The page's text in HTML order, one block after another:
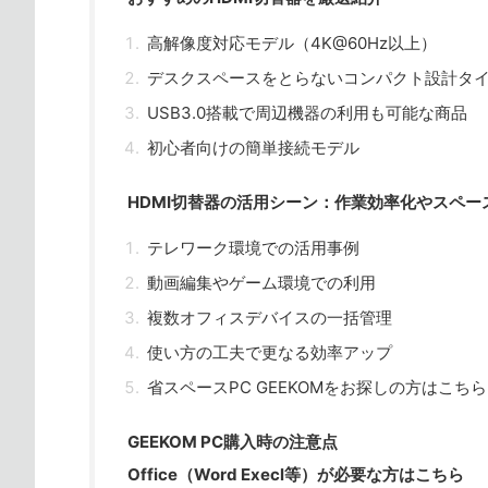
高解像度対応モデル（4K@60Hz以上）
デスクスペースをとらないコンパクト設計タ
USB3.0搭載で周辺機器の利用も可能な商品
初心者向けの簡単接続モデル
HDMI切替器の活用シーン：作業効率化やスペー
テレワーク環境での活用事例
動画編集やゲーム環境での利用
複数オフィスデバイスの一括管理
使い方の工夫で更なる効率アップ
省スペースPC GEEKOMをお探しの方はこちら
GEEKOM PC購入時の注意点
Office（Word Execl等）が必要な方はこちら